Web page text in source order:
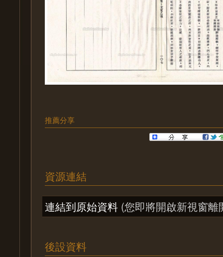
推薦分享
資源連結
連結到原始資料 (您即將開啟新視窗離
後設資料